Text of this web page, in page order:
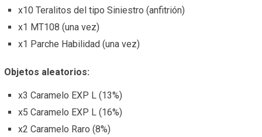
x10 Teralitos del tipo Siniestro (anfitrión)
x1 MT108 (una vez)
x1 Parche Habilidad (una vez)
Objetos aleatorios:
x3 Caramelo EXP L (13%)
x5 Caramelo EXP L (16%)
x2 Caramelo Raro (8%)